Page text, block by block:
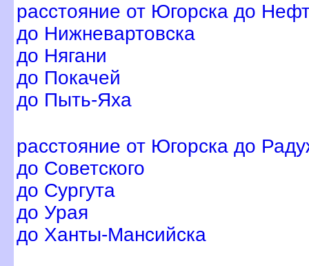
расстояние от Югорска до
до Нижневартовска
до Нягани
до Покачей
до Пыть-Яха
расстояние от Югорска до
до Советского
до Сургута
до Урая
до Ханты-Мансийска